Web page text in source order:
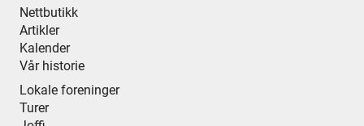
Nettbutikk
Artikler
Kalender
Vår historie
Lokale foreninger
Turer